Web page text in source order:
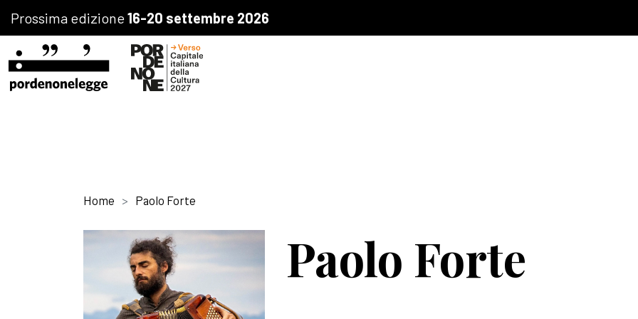
Prossima edizione16-20 settembre 2026
Home Paolo Forte
Paolo Forte